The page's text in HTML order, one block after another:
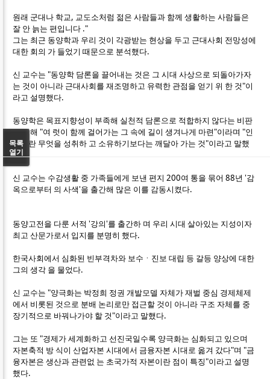
원래 군대나 학교, 교도소처럼 젊은 사람들과 함께 생활하는 사람들은
잘 안 늙는 편입니다 ."
그는 최근 동양학과 우리 것이 각광받는 현상을 두고 근대사회 전망성에
대한 회의 가 들었기 때문으로 분석했다.
신 교수는 "동양학 담론을 끌어내는 것은 그 시대 사상으로 되돌아가자
는 것이 아니라 근대사회를 재조명하고 유력한 관점을 얻기 위 한 것"이
라고 설명했다.
동양학은 목표지향성이 부족해 실천적 담론으로 적합하지 않다는 비판
에 대해 "여 럿이 함께 걸어가는 그 속에 길이 생겨나게 마련"이라며 "인
생이란 무엇을 성취하 고 소유하기보다는 깨달아 가는 것"이라고 말했
다.
신 교수는 수감생활 중 가족들에게 보낸 편지 200여 통을 묶어 88년 '감
옥으로부터 의 사색'을 출간해 많은 이를 감동시켰다.
동양고전을 다룬 서적 '강의'를 출간하 며 우리 시대 살아있는 지성이자
최고 산문가로서 입지를 분명히 했다.
한국사회에서 심화된 빈부격차와 보수ㆍ진보 대립 등 갈등 양상에 대한
그의 생각 을 물었다.
신 교수는 "양극화는 박정희 정권 개발모델 자체가 재벌 중심 경제체제
에서 비롯된 것으로 분배 논리로만 접근할 것이 아니라 구조 자체를 중
장기적으로 바꿔나가야 할 것"이라고 말했다.
그는 또 "경제가 세계화하고 선진국일수록 양극화는 심화되고 있으며
자본축적 방 식이 산업자본 시대에서 금융자본 시대로 옮겨 갔다"며 "금
융자본은 생산과 관련없 는 초국가적 자본이란 점이 특징"이라고 설명
했다.
목록
열기